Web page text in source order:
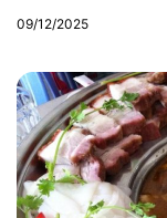
09/12/2025